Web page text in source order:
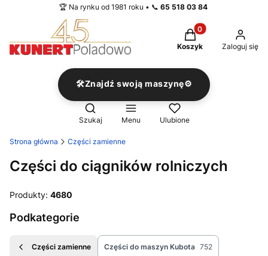
🏆 Na rynku od 1981 roku • 📞 65 518 03 84
Produkty w
Koszyk Zaloguj się
🛠️Znajdź swoją maszynę⚙️
Otwórz wyszukiwarkę
Szukaj Menu Ulubione
Strona główna Części zamienne
Części do ciągników rolniczych
Produkty: 4680
Podkategorie
Części zamienne Części do maszyn Kubota 752